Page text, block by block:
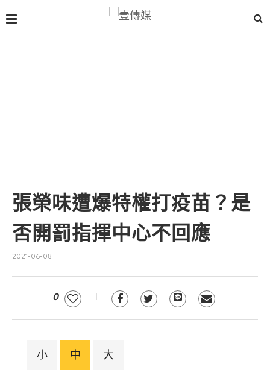
張榮味遭爆特權打疫苗？是
否開罰指揮中心不回應
2021-06-08
0
小 中 大